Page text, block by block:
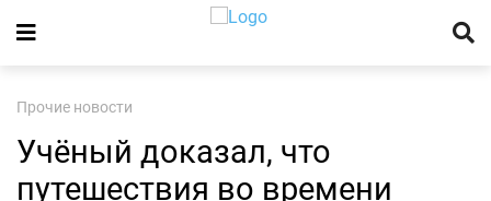
Прочие новости
Учёный доказал, что
путешествия во времени